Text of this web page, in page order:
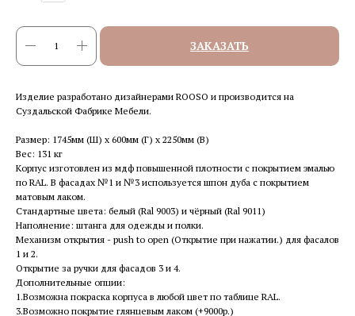
ЗАКАЗАТЬ
Изделие разработано дизайнерами ROOSO и производится на
Суздальской Фабрике Мебели.
Размер: 1745мм (Ш) x 600мм (Г) x 2250мм (В)
Вес: 131 кг
Корпус изготовлен из мдф повышенной плотности с покрытием эмалью
по RAL. В фасадах №1 и №3 используется шпон дуба с покрытием
матовым лаком.
Стандартные цвета: белый (Ral 9003) и чёрный (Ral 9011)
Наполнение: штанга для одежды и полки.
Механизм открытия - push to open (Открытие при нажатии.) для фасалов
1 и 2.
Открытие за ручки для фасадов 3 и 4.
Дополнительные опции:
1.Возможна покраска корпуса в любой цвет по таблице RAL.
3.Возможно покрытие глянцевым лаком (+9000р.)